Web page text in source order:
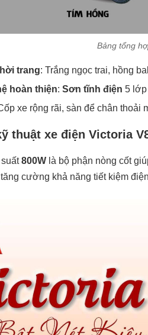
Bảng tổng
trang: Trắng ngọc trai, hồng
hoàn thiện: Sơn tĩnh điện 5 lớp
xe rộng rãi, sàn để chân thoải
thuật xe điện Victoria
800W là bộ phận nòng cốt
cường khả năng tiết kiệm